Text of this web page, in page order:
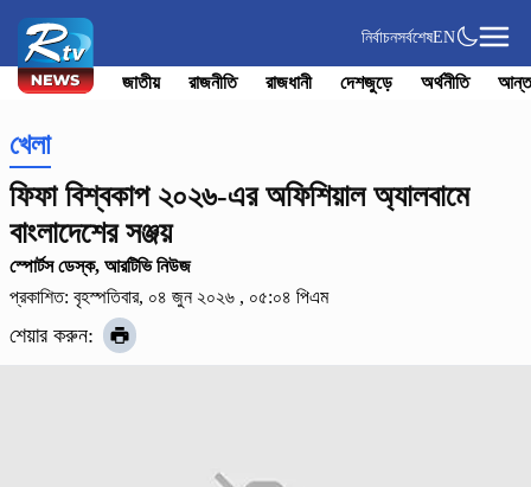
নির্বাচনসর্বশেষEN
জাতীয় রাজনীতি রাজধানী দেশজুড়ে অর্থনীতি
খেলা
ফিফা বিশ্বকাপ ২০২৬-এর অফিশিয়াল অ্যালবামে
বাংলাদেশের সঞ্জয়
স্পোর্টস ডেস্ক, আরটিভি নিউজ
প্রকাশিত: বৃহস্পতিবার, ০৪ জুন ২০২৬ , ০৫:০৪ পিএম
শেয়ার করুন: